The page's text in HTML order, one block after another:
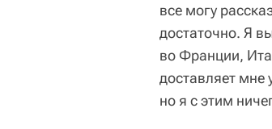
все могу
достаточно. Я
во Франции,
доставляет мне
но я с этим